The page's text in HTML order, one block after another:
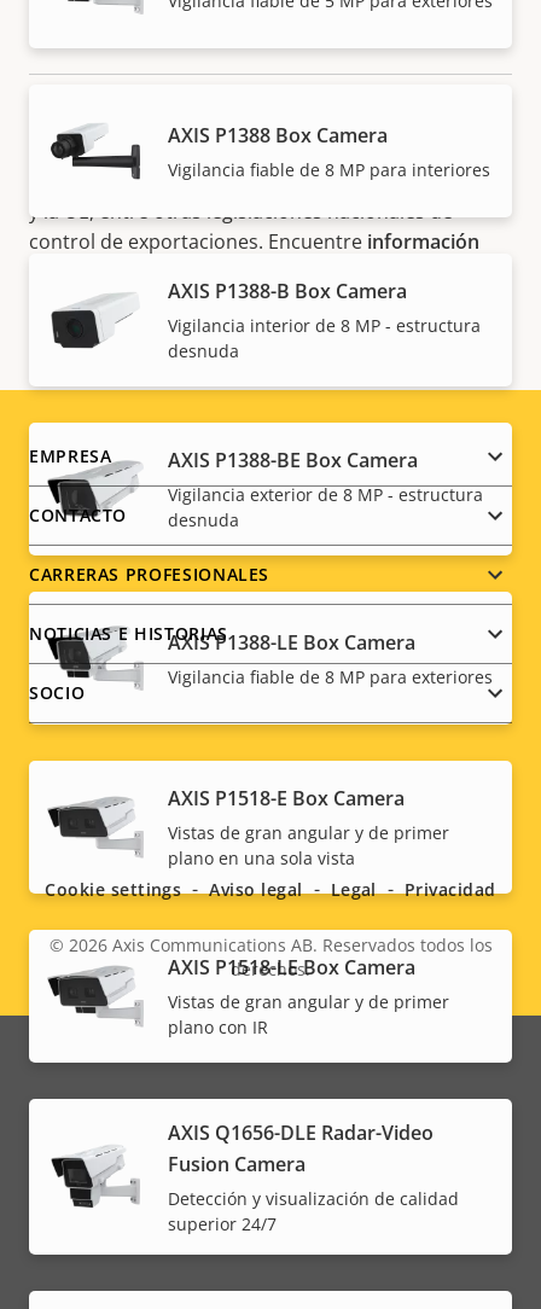
AXIS P1388 Box Camera
Vigilancia fiable de 8 MP para interiores
AXIS P1388-B Box Camera
Vigilancia interior de 8 MP - estructura
desnuda
AXIS P1388-BE Box Camera
Vigilancia exterior de 8 MP - estructura
desnuda
AXIS P1388-LE Box Camera
Vigilancia fiable de 8 MP para exteriores
AXIS P1518-E Box Camera
Vistas de gran angular y de primer
plano en una sola vista
AXIS P1518-LE Box Camera
Vistas de gran angular y de primer
plano con IR
AXIS Q1656-DLE Radar-Video
Fusion Camera
Detección y visualización de calidad
superior 24/7
Los productos de Axis pueden estar sujetos a las
regulaciones de control de exportaciones de EE. UU.
y la UE, entre otras legislaciones nacionales de
control de exportaciones. Encuentre información
producto aquí
Footer
menu
EMPRESA
CONTACTO
CARRERAS PROFESIONALES
NOTICIAS E HISTORIAS
SOCIO
Social
menu
Legal
© 2026Axis Communications AB. Reservados todos los
derechos.
Cookie settings Aviso legal Legal Privacidad